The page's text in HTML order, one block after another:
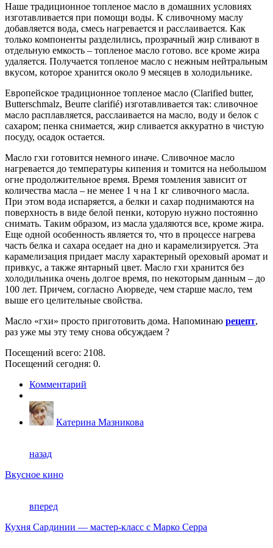
Наше традиционное топленое масло в домашних условиях
изготавливается при помощи воды. К сливочному маслу
добавляется вода, смесь нагревается и расслаивается. Как
только компоненты разделились, прозрачный жир сливают в
отдельную емкость – топленое масло готово. все кроме жира
удаляется. Получается топленое масло с нежным нейтральным
вкусом, которое хранится около 9 месяцев в холодильнике.
Европейское традиционное топленое масло (Clarified butter,
Butterschmalz, Beurre clarifié) изготавливается так: сливочное
масло расплавляется, расслаивается на масло, воду и белок с
сахаром; пенка снимается, жир сливается аккуратно в чистую
посуду, осадок остается.
Масло гхи готовится немного иначе. Сливочное масло
нагревается до температуры кипения и томится на небольшом
огне продолжительное время. Время томления зависит от
количества масла – не менее 1 ч на 1 кг сливочного масла.
При этом вода испаряется, а белки и сахар поднимаются на
поверхность в виде белой пенки, которую нужно постоянно
снимать. Таким образом, из масла удаляются все, кроме жира.
Еще одной особенность является то, что в процессе нагрева
часть белка и сахара оседает на дно и карамелизируется. Эта
карамелизация придает маслу характерный ореховый аромат и
привкус, а также янтарный цвет. Масло гхи хранится без
холодильника очень долгое время, по некоторым данным – до
100 лет. Причем, согласно Аюрведе, чем старше масло, тем
выше его целительные свойства.
Масло «гхи» просто приготовить дома. Напоминаю рецепт,
раз уже мы эту тему снова обсуждаем ?
Посещений всего: 2108.
Посещений сегодня: 0.
Комментарий
Катерина Мазникова
назад
Вкусное кино
вперед
Кухня Сардинии — мастер-класс с Марко Серра